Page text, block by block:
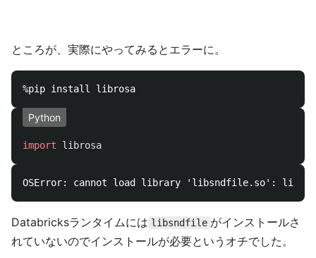
ところが、実際にやってみるとエラーに。
Python
import librosa
Databricksランタイムには libsndfile がインストールさ
れていないのでインストールが必要というオチでした。